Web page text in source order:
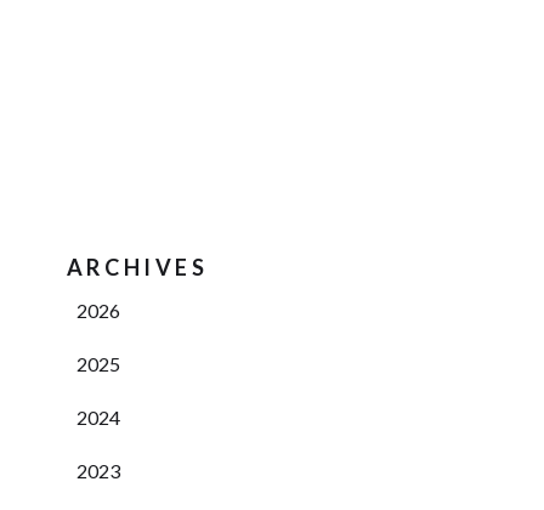
ARCHIVES
2026
2025
2024
2023